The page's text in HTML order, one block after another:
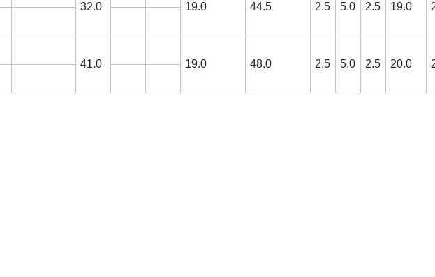
32.0 19.0 44.5 2.5 5.0 2.5 19.0
41.0 19.0 48.0 2.5 5.0 2.5 20.0